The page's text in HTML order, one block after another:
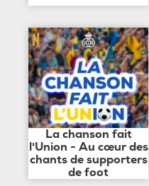
La chanson fait
l'Union - Au cœur des
chants de supporters
de foot